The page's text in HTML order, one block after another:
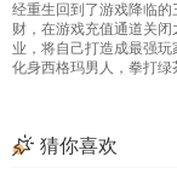
85
89
45
49
经重生回到了游戏降临
财，在游戏充值通道关
业，将自己打造成最强
化身西格玛男人，拳打绿
猜你喜欢